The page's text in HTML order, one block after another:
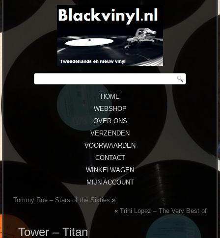
HOME
WEBSHOP
OVER ONS
VERZENDEN
VOORWAARDEN
CONTACT
WINKELWAGEN
MIJN ACCOUNT
Tommy Roe – Stars of the Sixties »
« Trini Lopez – The Very Best of
Tower – Titan